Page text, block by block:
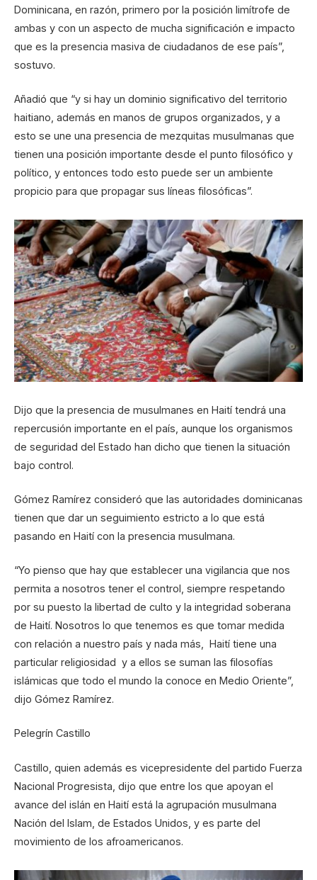
Dominicana, en razón, primero por la posición limítrofe de
ambas y con un aspecto de mucha significación e impacto
que es la presencia masiva de ciudadanos de ese país”,
sostuvo.
Añadió que “y si hay un dominio significativo del territorio
haitiano, además en manos de grupos organizados, y a
esto se une una presencia de mezquitas musulmanas que
tienen una posición importante desde el punto filosófico y
político, y entonces todo esto puede ser un ambiente
propicio para que propagar sus líneas filosóficas”.
Dijo que la presencia de musulmanes en Haití tendrá una
repercusión importante en el país, aunque los organismos
de seguridad del Estado han dicho que tienen la situación
bajo control.
Gómez Ramírez consideró que las autoridades dominicanas
tienen que dar un seguimiento estricto a lo que está
pasando en Haití con la presencia musulmana.
“Yo pienso que hay que establecer una vigilancia que nos
permita a nosotros tener el control, siempre respetando
por su puesto la libertad de culto y la integridad soberana
de Haití. Nosotros lo que tenemos es que tomar medida
con relación a nuestro país y nada más, Haití tiene una
particular religiosidad y a ellos se suman las filosofías
islámicas que todo el mundo la conoce en Medio Oriente”,
dijo Gómez Ramírez.
Pelegrín Castillo
Castillo, quien además es vicepresidente del partido Fuerza
Nacional Progresista, dijo que entre los que apoyan el
avance del islán en Haití está la agrupación musulmana
Nación del Islam, de Estados Unidos, y es parte del
movimiento de los afroamericanos.